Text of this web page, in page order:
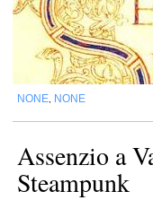
NONE NONE
Assenzio a
Steampunk